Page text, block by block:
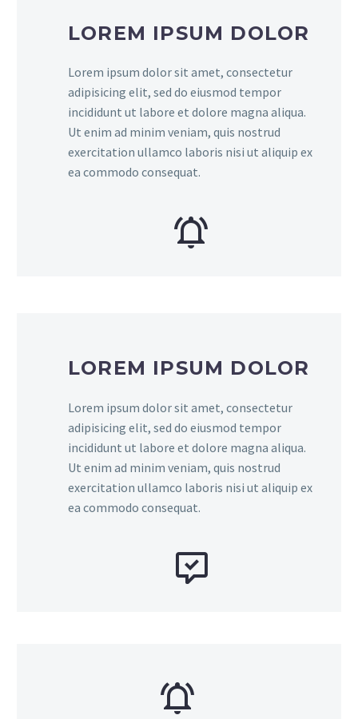
LOREM IPSUM DOLOR
Lorem ipsum dolor sit amet, consectetur
adipisicing elit, sed do eiusmod tempor
incididunt ut labore et dolore magna aliqua.
Ut enim ad minim veniam, quis nostrud
exercitation ullamco laboris nisi ut aliquip ex
ea commodo consequat.


LOREM IPSUM DOLOR
Lorem ipsum dolor sit amet, consectetur
adipisicing elit, sed do eiusmod tempor
incididunt ut labore et dolore magna aliqua.
Ut enim ad minim veniam, quis nostrud
exercitation ullamco laboris nisi ut aliquip ex
ea commodo consequat.



